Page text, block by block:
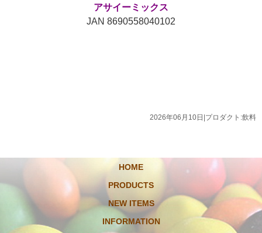
アサイーミックス
JAN 8690558040102
2026年06月10日 プロダクト:飲料
HOME
PRODUCTS
NEW ITEMS
INFORMATION